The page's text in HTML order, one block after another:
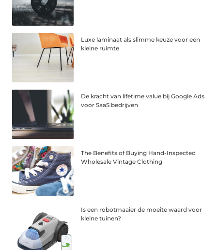
Luxe laminaat als slimme keuze voor een
kleine ruimte
De kracht van lifetime value bij Google Ads
voor SaaS bedrijven
The Benefits of Buying Hand-Inspected
Wholesale Vintage Clothing
Is een robotmaaier de moeite waard voor
kleine tuinen?